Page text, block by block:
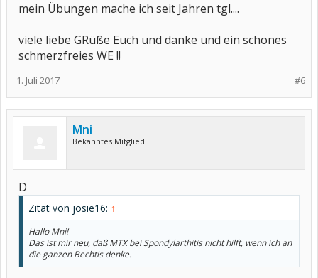
mein Übungen mache ich seit Jahren tgl....
viele liebe GRüße Euch und danke und ein schönes
schmerzfreies WE !!
#6
1. Juli 2017
Mni
Bekanntes Mitglied
D
Zitat von josie16: ↑
Hallo Mni!
Das ist mir neu, daß MTX bei Spondylarthitis nicht hilft, wenn ich an
die ganzen Bechtis denke.